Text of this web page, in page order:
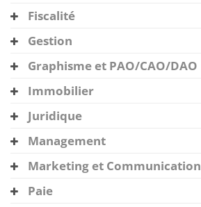
Fiscalité
Gestion
Graphisme et PAO/CAO/DAO
Immobilier
Juridique
Management
Marketing et Communication
Paie